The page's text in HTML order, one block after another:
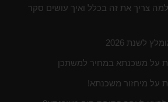
צריך את זה בכלל ואיך עושים סקר
לשנת 2026
על משכנתא במחיר למשתכן
על מיחזור משכנתא!